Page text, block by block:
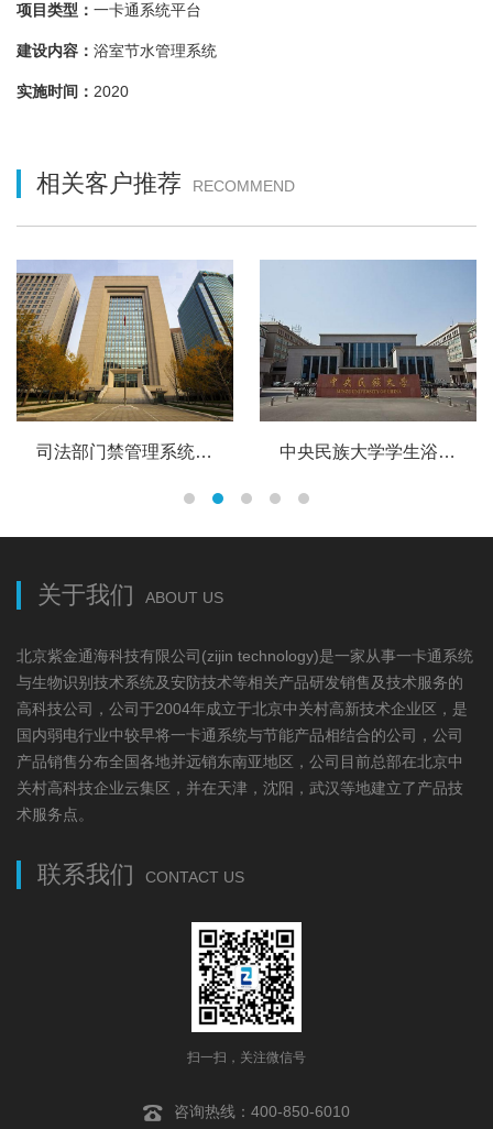
项目类型： 一卡通系统平台
建设内容： 浴室节水管理系统
实施时间： 2020
相关客户推荐 RECOMMEND
司法部门禁管理系统 员工卡管理系统 中央民族大学学生浴室节水管理系统，学生宿舍通道管理系统
关于我们 ABOUT US
北京紫金通海科技有限公司(zijin technology)是一家从事一卡通系统
与生物识别技术系统及安防技术等相关产品研发销售及技术服务的
高科技公司，公司于2004年成立于北京中关村高新技术企业区，是
国内弱电行业中较早将一卡通系统与节能产品相结合的公司，公司
产品销售分布全国各地并远销东南亚地区，公司目前总部在北京中
关村高科技企业云集区，并在天津，沈阳，武汉等地建立了产品技
术服务点。
联系我们 CONTACT US
扫一扫，关注微信号
咨询热线：400-850-6010